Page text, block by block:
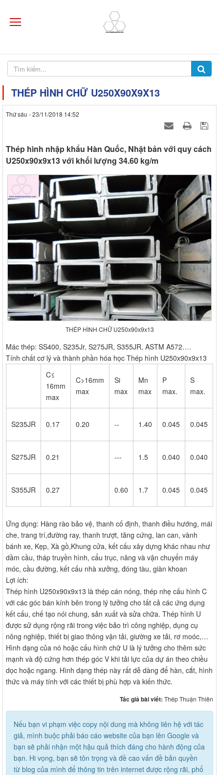
THÉP HÌNH CHỮ U250X90X9X13
Thứ sáu - 23/11/2018 14:52
Thép hình nhập khẩu Hàn Quốc, Nhật bản với quy cách
U250x90x9x13 với khối lượng 34.60 kg/m
THÉP HÌNH CHỮ U250x90x9x13
Mác thép: SS400, S235Jr, S275JR, S355JR, ASTM A572….
Tính chất cơ lý và thành phần hóa học Thép hình U250x90x9x13
C≤
16mm
max
C>16mm
max
Si
max
Mn
max
P
max.
S
max.
S235JR 0.17 0.20 -- 1.40 0.045 0.045
S275JR 0.21 --- 1.5 0.040 0.040
S355JR 0.27 0.60 1.7 0.045 0.045
Ứng dụng: Hàng rào bảo vệ, thanh cố định, thanh điều hướng, mái
che, trang trí,đường ray, thanh trượt, tăng cứng, lan can, vành
bánh xe, Kẹp, Xà gồ,Khung cửa, kết cấu xây dựng khác nhau như
dầm cầu, tháp truyền hình, cẩu trục, nâng và vận chuyển máy
móc, cầu đường, kết cấu nhà xưởng, đóng tàu, giàn khoan
Lợi ích:
Thép hình U250x90x9x13 là thép cán nóng, thép nhẹ cấu hình C
với các góc bán kính bên trong lý tưởng cho tất cả các ứng dụng
kết cấu, chế tạo nói chung, sản xuất và sửa chữa. Thép hình U
được sử dụng rộng rãi trong việc bảo trì công nghiệp, dụng cụ
nông nghiệp, thiết bị giao thông vận tải, giường xe tải, rơ moóc,…
Hình dạng của nó hoặc cấu hình chữ U là lý tưởng cho thêm sức
mạnh và độ cứng hơn thép góc V khi tải lực của dự án theo chiều
dọc hoặc ngang. Hình dạng thép này rất dễ dàng để hàn, cắt, hình
thức và máy tính với các thiết bị phù hợp và kiến ​​thức.
Tác giả bài viết: Thép Thuận Thiên
Nếu bạn vi phạm việc copy nội dung mà không liên hệ với tác
giả, mình buộc phải báo cáo website của bạn lên Google và
bạn sẽ phải nhận một hậu quả thích đáng cho hành động của
bạn. Hi vọng, bạn sẽ tôn trọng và đề cao vấn đề bản quyền
từ blog của mình để thông tin trên internet được rộng rãi, phổ